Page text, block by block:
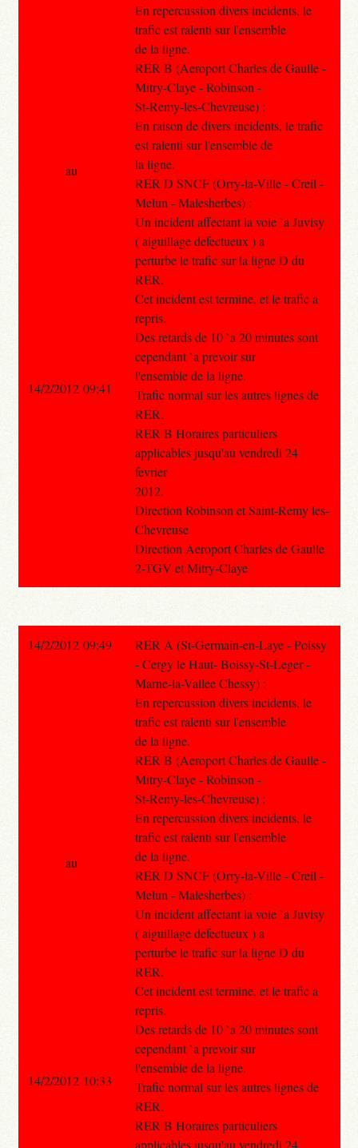
En repercussion divers incidents, le
trafic est ralenti sur l'ensemble
de la ligne.
RER B (Aeroport Charles de Gaulle -
Mitry-Claye - Robinson -
St-Remy-les-Chevreuse) :
En raison de divers incidents, le trafic
est ralenti sur l'ensemble de
la ligne.
RER D SNCF (Orry-la-Ville - Creil -
Melun - Malesherbes) :
Un incident affectant la voie `a Juvisy
( aiguillage defectueux ) a
perturbe le trafic sur la ligne D du
RER.
Cet incident est termine, et le trafic a
repris.
Des retards de 10 `a 20 minutes sont
cependant `a prevoir sur
l'ensemble de la ligne.
Trafic normal sur les autres lignes de
RER.
RER B Horaires particuliers
applicables jusqu'au vendredi 24
fevrier
2012.
Direction Robinson et Saint-Remy les-
Chevreuse
Direction Aeroport Charles de Gaulle
2-TGV et Mitry-Claye
au
14/2/2012 09:41
14/2/2012 09:49
RER A (St-Germain-en-Laye - Poissy
- Cergy le Haut- Boissy-St-Leger -
Marne-la-Vallee Chessy) :
En repercussion divers incidents, le
trafic est ralenti sur l'ensemble
de la ligne.
RER B (Aeroport Charles de Gaulle -
Mitry-Claye - Robinson -
St-Remy-les-Chevreuse) :
En repercussion divers incidents, le
trafic est ralenti sur l'ensemble
de la ligne.
RER D SNCF (Orry-la-Ville - Creil -
Melun - Malesherbes) :
Un incident affectant la voie `a Juvisy
( aiguillage defectueux ) a
perturbe le trafic sur la ligne D du
RER.
Cet incident est termine, et le trafic a
repris.
Des retards de 10 `a 20 minutes sont
cependant `a prevoir sur
l'ensemble de la ligne.
Trafic normal sur les autres lignes de
RER.
RER B Horaires particuliers
applicables jusqu'au vendredi 24
au
14/2/2012 10:33